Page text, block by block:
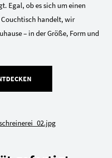
Egal, ob es sich um einen
Couchtisch handelt, wir
– in der Größe, Form und